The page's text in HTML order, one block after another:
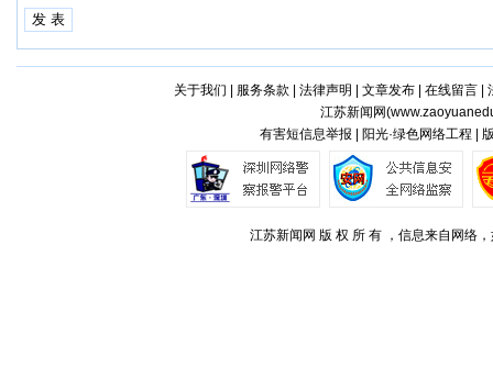
关于我们 服务条款 法律声明 文章发布| 在线留言|
江苏新闻网(
有害短信息举报 | 阳光·绿色网络工程 |
江苏新闻网 版 权 所 有 ，信息来自网络